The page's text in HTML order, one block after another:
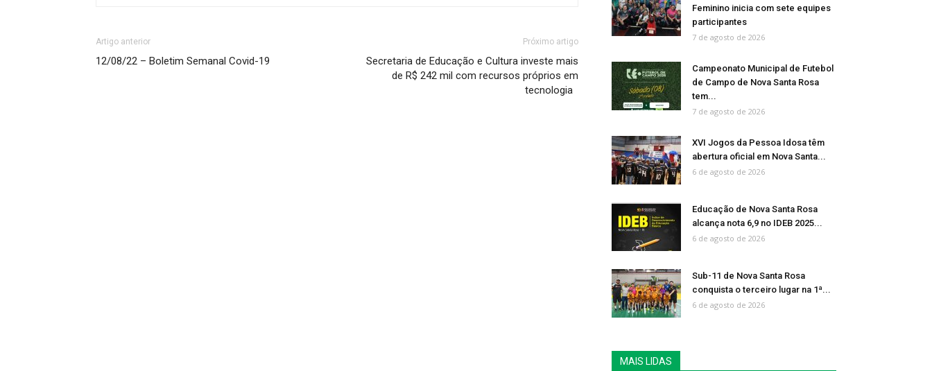
Artigo anterior
12/08/22 – Boletim Semanal Covid-19
Próximo artigo
Secretaria de Educação e Cultura investe mais
de R$ 242 mil com recursos próprios em
tecnologia
Feminino inicia com sete equipes
participantes
7 de agosto de 2026
Campeonato Municipal de Futebol
de Campo de Nova Santa Rosa
tem...
7 de agosto de 2026
XVI Jogos da Pessoa Idosa têm
abertura oficial em Nova Santa...
6 de agosto de 2026
Educação de Nova Santa Rosa
alcança nota 6,9 no IDEB 2025...
6 de agosto de 2026
Sub-11 de Nova Santa Rosa
conquista o terceiro lugar na 1ª...
6 de agosto de 2026
MAIS LIDAS